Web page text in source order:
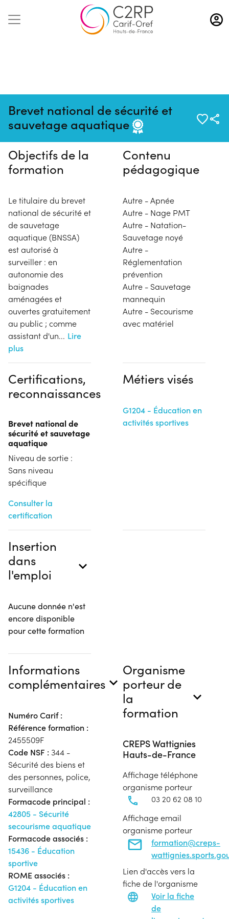
Aller
au
contenu
Brevet national de sécurité et
sauvetage aquatique
Pas de session programmée en
ce moment
Objectifs de la
formation
Le titulaire du brevet
national de sécurité et
de sauvetage
aquatique (BNSSA)
est autorisé à
surveiller : en
autonomie des
baignades
aménagées et
ouvertes gratuitement
au public ; comme
assistant d'un... Lire
plus
Contenu
pédagogique
Autre - Apnée
Autre - Nage PMT
Autre - Natation-
Sauvetage noyé
Autre -
Réglementation
prévention
Autre - Sauvetage
mannequin
Autre - Secourisme
avec matériel
Certifications,
reconnaissances
Brevet national de
sécurité et sauvetage
aquatique
Niveau de sortie :
Sans niveau
spécifique
Consulter la
certification
Métiers visés
G1204 - Éducation en
activités sportives
Insertion
dans
l'emploi
Aucune donnée n'est
encore disponible
pour cette formation
Informations
complémentaires
Numéro Carif :
Référence formation :
2455509F
Code NSF : 344 -
Sécurité des biens et
des personnes, police,
surveillance
Formacode principal :
42805 - Sécurité
secourisme aquatique
Formacode associés :
15436 - Éducation
sportive
ROME associés :
G1204 - Éducation en
activités sportives
Organisme
porteur de
la
formation
CREPS Wattignies
Hauts-de-France
Affichage téléphone
organisme porteur
03 20 62 08 10
Affichage email
organisme porteur
formation@creps-
Lien d'accès vers la
fiche de l'organisme
Voir la fiche
de